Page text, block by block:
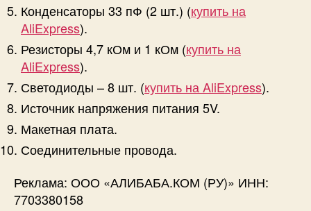
Конденсаторы 33 пФ (2 шт.) (купить на
AliExpress).
Резисторы 4,7 кОм и 1 кОм (купить на
AliExpress).
Светодиоды – 8 шт. (купить на AliExpress).
Источник напряжения питания 5V.
Макетная плата.
Соединительные провода.
Реклама: ООО «АЛИБАБА.КОМ (РУ)» ИНН:
7703380158